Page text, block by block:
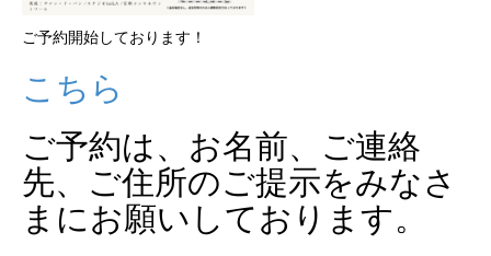
ご予約開始しております！
こちら
ご予約は、お名前、ご連絡
先、ご住所のご提示をみなさ
まにお願いしております。